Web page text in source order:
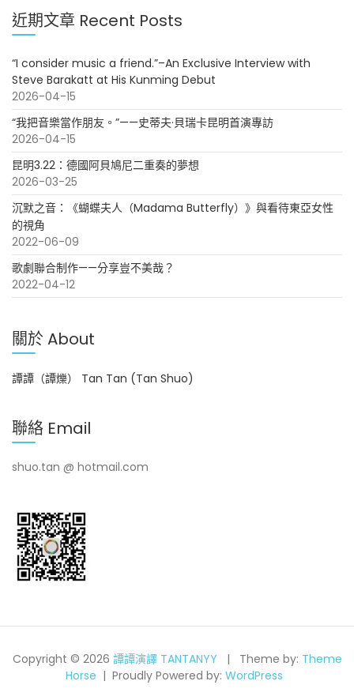
近期文章 Recent Posts
“I consider music a friend.”–An Exclusive Interview with
Steve Barakatt at His Kunming Debut
2026-04-15
“我把音樂當作朋友。”——史蒂夫·貝瑞卡昆明首演專訪
2026-04-15
昆明3.22：德國阿貝鳩尼二重奏的夢想
2026-03-25
沉默之音：《蝴蝶夫人（Madama Butterfly）》與看待東亞女性
的視角
2022-06-09
歌劇聯合制作——分享豈不美哉？
2022-04-12
關於 About
譚譚（譚爍） Tan Tan (Tan Shuo)
聯絡 Email
shuo.tan @ hotmail.com
Copyright © 2026 譚譚演譯 TANTANYY Theme by: Theme
Horse
Proudly Powered by: WordPress